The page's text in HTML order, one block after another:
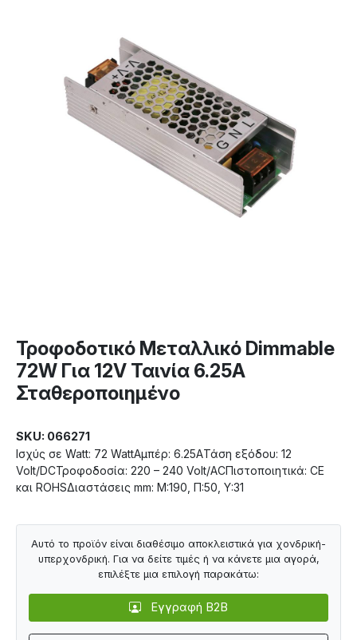
Τροφοδοτικό Μεταλλικό Dimmable
72W Για 12V Ταινία 6.25A
Σταθεροποιημένο
SKU: 066271
Ισχύς σε Watt: 72 WattΑμπέρ: 6.25AΤάση εξόδου: 12
Volt/DCΤροφοδοσία: 220 – 240 Volt/ACΠιστοποιητικά: CE
και ROHSΔιαστάσεις mm: M:190, Π:50, Υ:31
Αυτό το προϊόν είναι διαθέσιμο αποκλειστικά για χονδρική-
υπερχονδρική. Για να δείτε τιμές ή να κάνετε μια αγορά,
επιλέξτε μια επιλογή παρακάτω:
Εγγραφή B2B